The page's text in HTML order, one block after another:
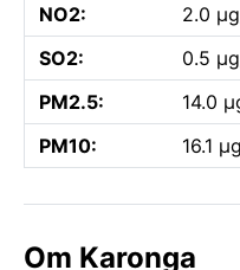
NO2:
2.0
SO2:
0.5
PM2.5:
14.0
PM10:
16.1
Om Karonga